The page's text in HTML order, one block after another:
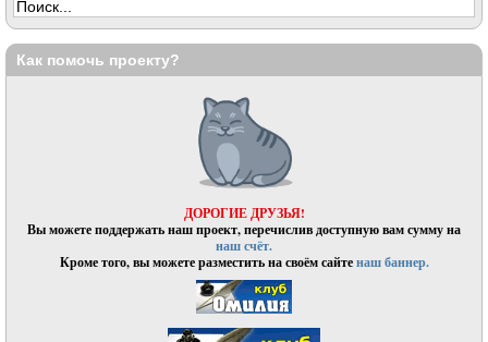
Как помочь проекту?
ДОРОГИЕ ДРУЗЬЯ!
Вы можете поддержать наш проект, перечислив доступную вам сумму на
наш счёт.
Кроме того, вы можете разместить на своём сайтенаш баннер.